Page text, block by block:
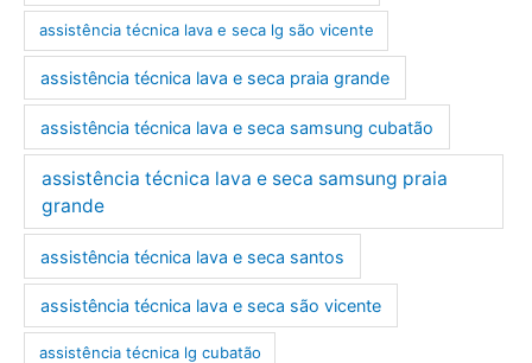
assistência técnica lava e seca lg são vicente
assistência técnica lava e seca praia grande
assistência técnica lava e seca samsung cubatão
assistência técnica lava e seca samsung praia
grande
assistência técnica lava e seca santos
assistência técnica lava e seca são vicente
assistência técnica lg cubatão